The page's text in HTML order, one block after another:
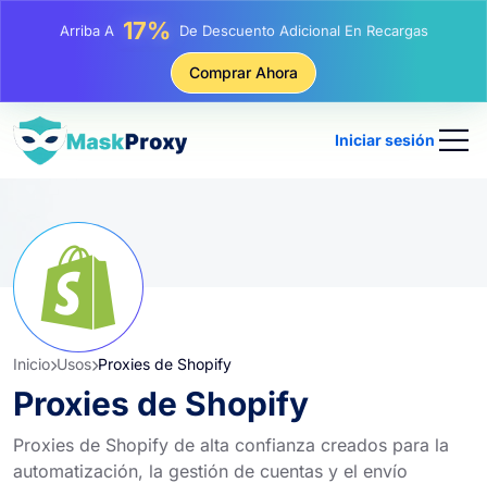
Arriba A 25% Descuento En Compras Estáticas IP
81% Descuento En Compras Rotativas IP
Comprar Ahora
Iniciar sesión
Inicio Usos Proxies de Shopify
Proxies de Shopify
Proxies de Shopify de alta confianza creados para la
automatización, la gestión de cuentas y el envío